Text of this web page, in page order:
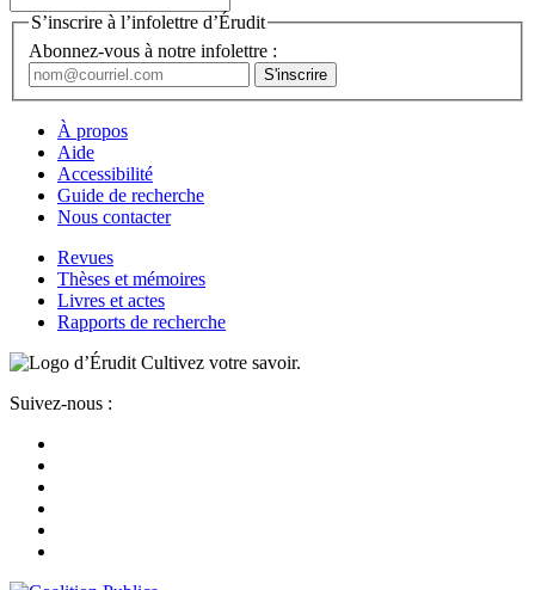
S’inscrire à l’infolettre d’Érudit
Abonnez-vous à notre infolettre :
À propos
Aide
Accessibilité
Guide de recherche
Nous contacter
Revues
Thèses et mémoires
Livres et actes
Rapports de recherche
Cultivez votre savoir.
Suivez-nous :